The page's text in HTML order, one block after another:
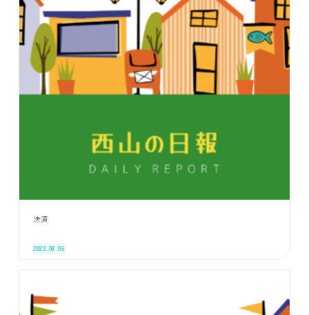
決済
2023.08.06